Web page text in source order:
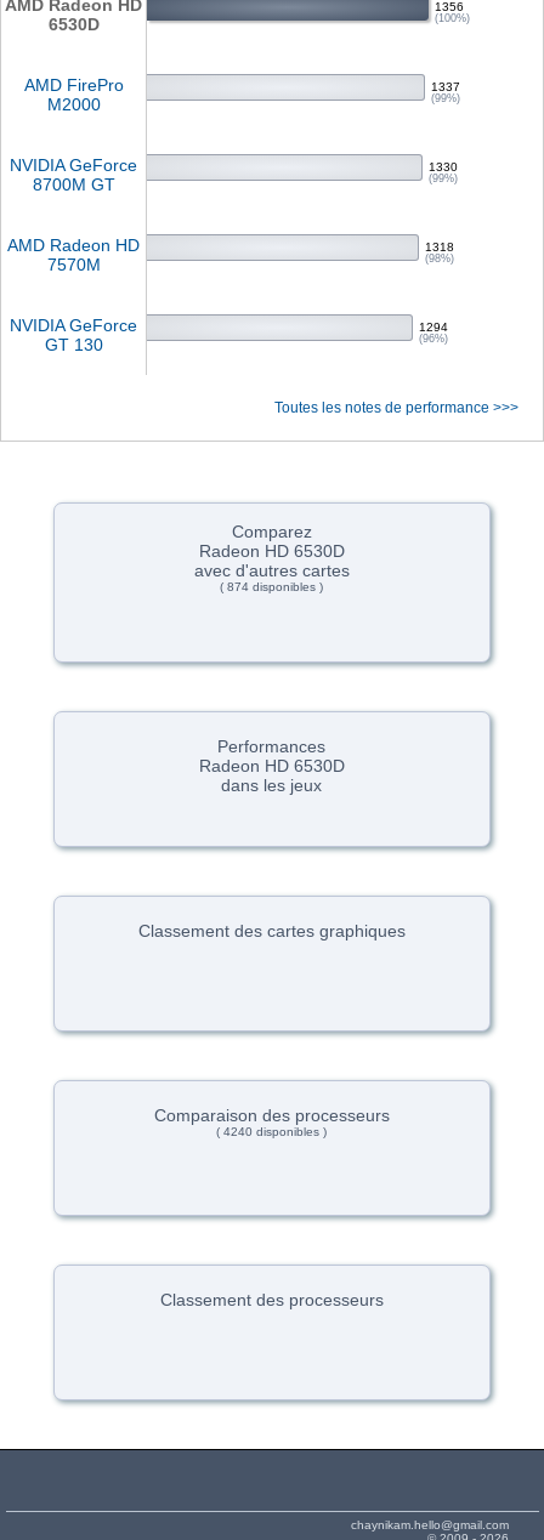
AMD Radeon HD
6530D
1356
(100%)
AMD FirePro
M2000
1337
(99%)
NVIDIA GeForce
8700M GT
1330
(99%)
AMD Radeon HD
7570M
1318
(98%)
NVIDIA GeForce
GT 130
1294
(96%)
Toutes les notes de performance >>>
Comparez
Radeon HD 6530D
avec d'autres cartes
( 874 disponibles )
Performances
Radeon HD 6530D
dans les jeux
Classement des cartes graphiques
Comparaison des processeurs
( 4240 disponibles )
Classement des processeurs
chaynikam.hello@gmail.com